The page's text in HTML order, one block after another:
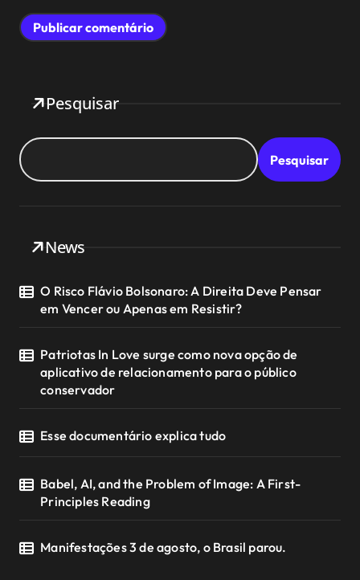
Pesquisar
Pesquisar
News
O Risco Flávio Bolsonaro: A Direita Deve Pensar
em Vencer ou Apenas em Resistir?
Patriotas In Love surge como nova opção de
aplicativo de relacionamento para o público
conservador
Esse documentário explica tudo
Babel, AI, and the Problem of Image: A First-
Principles Reading
Manifestações 3 de agosto, o Brasil parou.